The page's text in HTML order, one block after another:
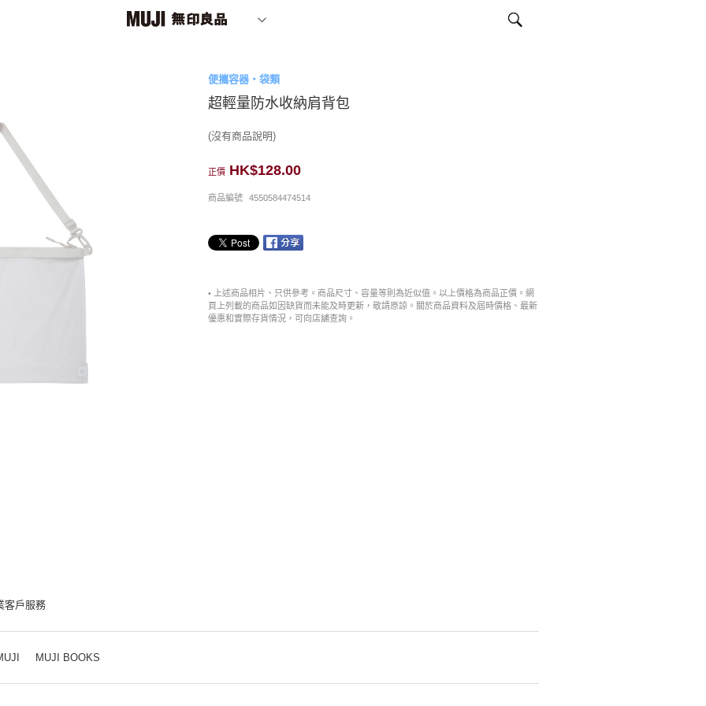
便攜容器・袋類
超輕量防水收納肩背包
(沒有商品說明)
正價 HK$128.00
商品編號 4550584474514
• 上述商品相片、只供參考。商品尺寸、容量等則為近似值。以上價格為商品正價。網
頁上列載的商品如因缺貨而未能及時更新，敬請原諒。關於商品資料及屆時價格、最新
優惠和實際存貨情況，可向店舖查詢。
客戶服務
MUJI BOOKS